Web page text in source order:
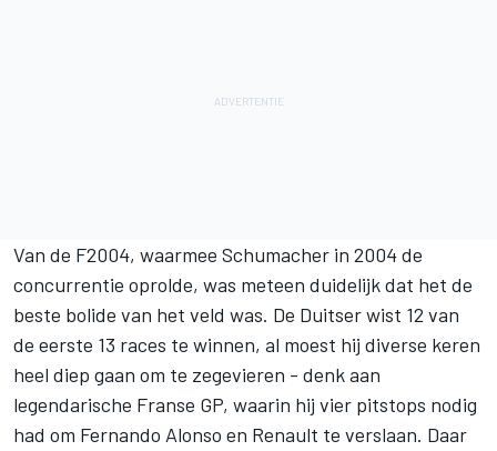
Van de F2004, waarmee Schumacher in 2004 de
concurrentie oprolde, was meteen duidelijk dat het de
beste bolide van het veld was. De Duitser wist 12 van
de eerste 13 races te winnen, al moest hij diverse keren
heel diep gaan om te zegevieren - denk aan
legendarische Franse GP, waarin hij vier pitstops nodig
had om Fernando Alonso en Renault te verslaan. Daar